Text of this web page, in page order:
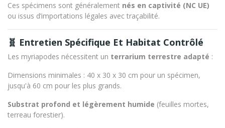
Ces spécimens sont généralement nés en captivité (NC UE)
ou issus d’importations légales avec traçabilité.
🧬 Entretien Spécifique Et Habitat Contrôlé
Les myriapodes nécessitent un terrarium terrestre adapté :
Dimensions minimales : 40 x 30 x 30 cm pour un spécimen,
jusqu'à 60 cm pour les plus grands.
Substrat profond et légèrement humide (feuilles mortes,
terreau forestier).